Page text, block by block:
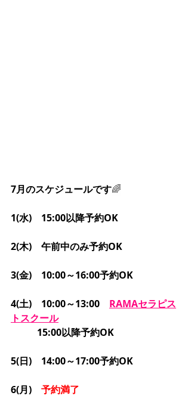
7月のスケジュールです🌈
1(水)　15:00以降予約OK
2(木)　午前中のみ予約OK
3(金)　10:00～16:00予約OK
4(土)　10:00～13:00 RAMAセラピス
トスクール
15:00以降予約OK
5(日)　14:00～17:00予約OK
6(月) 予約満了